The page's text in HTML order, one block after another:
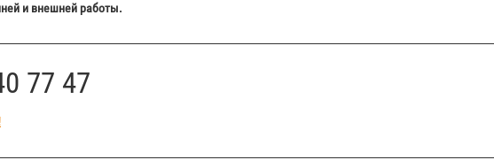
и внешней работы.
77 47